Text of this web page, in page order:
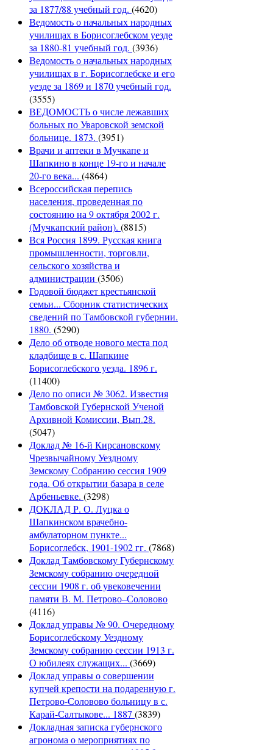
за 1877/88 учебный год. (4620)
Ведомость о начальных народных
училищах в Борисоглебском уезде
за 1880-81 учебный год. (3936)
Ведомость о начальных народных
училищах в г. Борисоглебске и его
уезде за 1869 и 1870 учебный год.
(3555)
ВЕДОМОСТЬ о числе лежавших
больных по Уваровской земской
больнице. 1873. (3951)
Врачи и аптеки в Мучкапе и
Шапкино в конце 19-го и начале
20-го века... (4864)
Всероссийская перепись
населения, проведенная по
состоянию на 9 октября 2002 г.
(Мучкапский район). (8815)
Вся Россия 1899. Русская книга
промышленности, торговли,
сельского хозяйства и
администрации (3506)
Годовой бюджет крестьянской
семьи... Сборник статистических
сведений по Тамбовской губернии.
1880. (5290)
Дело об отводе нового места под
кладбище в с. Шапкине
Борисоглебского уезда. 1896 г.
(11400)
Дело по описи № 3062. Известия
Тамбовской Губернской Ученой
Архивной Комиссии, Вып.28.
(5047)
Доклад № 16-й Кирсановскому
Чрезвычайному Уездному
Земскому Собранию сессия 1909
года. Об открытии базара в селе
Арбеньевке. (3298)
ДОКЛАД Р. О. Луцка о
Шапкинском врачебно-
амбулаторном пункте...
Борисоглебск, 1901-1902 гг. (7868)
Доклад Тамбовскому Губернскому
Земскому собранию очередной
сессии 1908 г. об увековечении
памяти В. М. Петрово–Соловово
(4116)
Доклад управы № 90. Очередному
Борисоглебскому Уездному
Земскому собранию сессии 1913 г.
О юбилеях служащих... (3669)
Доклад управы о совершении
купчей крепости на подаренную г.
Петрово-Соловово больницу в с.
Карай-Салтыкове... 1887 (3839)
Докладная записка губернского
агронома о мероприятиях по